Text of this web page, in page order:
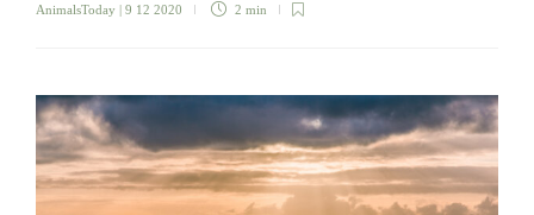
AnimalsToday | 9 12 2020 2 min